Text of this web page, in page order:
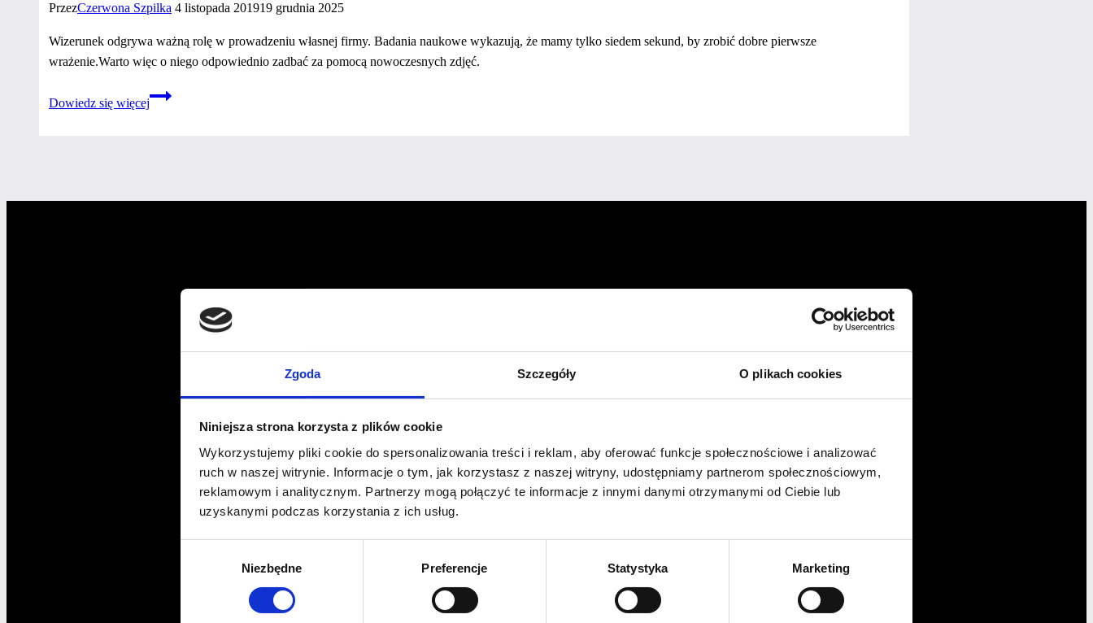
Zgoda Szczegóły O plikach cookies
Niniejsza strona korzysta z plików cookie
Wykorzystujemy pliki cookie do spersonalizowania treści i reklam, aby oferować funkcje społecznościowe i analizować
ruch w naszej witrynie. Informacje o tym, jak korzystasz z naszej witryny, udostępniamy partnerom społecznościowym,
reklamowym i analitycznym. Partnerzy mogą połączyć te informacje z innymi danymi otrzymanymi od Ciebie lub
uzyskanymi podczas korzystania z ich usług.
Niezbędne Preferencje Statystyka Marketing
PrzezCzerwona Szpilka 4 listopada 201919 grudnia 2025
Wizerunek odgrywa ważną rolę w prowadzeniu własnej firmy. Badania naukowe wykazują, że mamy tylko siedem sekund, by zrobić dobre pierwsze
wrażenie.Warto więc o niego odpowiednio zadbać za pomocą nowoczesnych zdjęć.
Dowiedz się więcej
Budowanie
Profil instagram Czerwona
Profil youtube Czerwona
Kontakt
kontakt@czerwonaszpilka.pl
NUMER KONTA DO WPŁAT:
81 1090 2398 0000 0001 0191 1368